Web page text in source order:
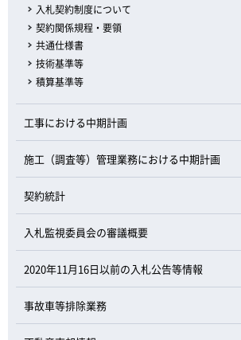
入札契約制度について
契約関係規程・要領
共通仕様書
技術基準等
積算基準等
工事における中期計画
施工（調査等）管理業務における中期計画
契約統計
入札監視委員会の審議概要
2020年11月16日以前の入札公告等情報
事故車等排除業務